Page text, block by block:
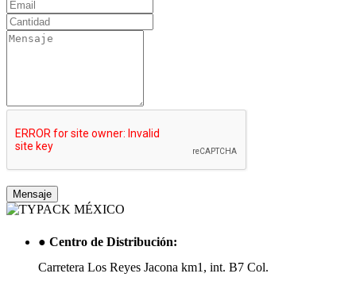
● Centro de Distribución:
Carretera Los Reyes Jacona km1, int. B7 Col.